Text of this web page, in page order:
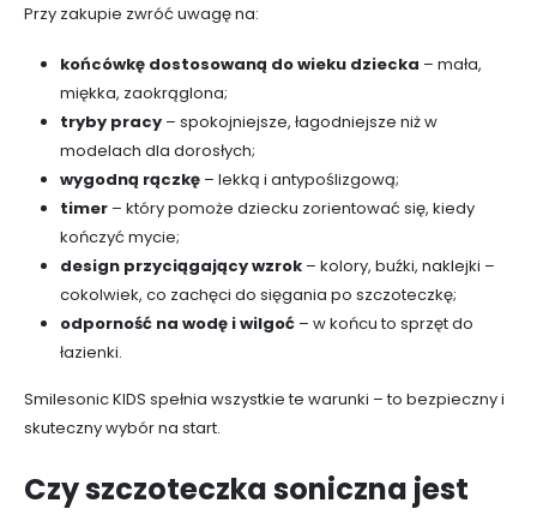
Przy zakupie zwróć uwagę na:
końcówkę dostosowaną do wieku dziecka – mała,
miękka, zaokrąglona;
tryby pracy– spokojniejsze, łagodniejsze niż w
modelach dla dorosłych;
wygodną rączkę– lekką i antypoślizgową;
timer– który pomoże dziecku zorientować się, kiedy
kończyć mycie;
design przyciągający wzrok– kolory, buźki, naklejki –
cokolwiek, co zachęci do sięgania po szczoteczkę;
odporność na wodę i wilgoć– w końcu to sprzęt do
łazienki.
Smilesonic KIDS spełnia wszystkie te warunki – to bezpieczny i
skuteczny wybór na start.
Czy szczoteczka soniczna jest